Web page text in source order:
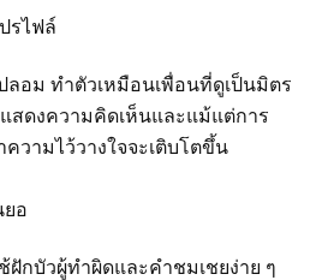
รไฟล์
อม ทำตัวเหมือนเพื่อนที่ดูเป็นมิตร
สดงความคิดเห็นและแม้แต่การ
วามไว้วางใจจะเติบโตขึ้น
อ
ฝักบัวผู้ทำผิดและคำชมเชยง่าย ๆ